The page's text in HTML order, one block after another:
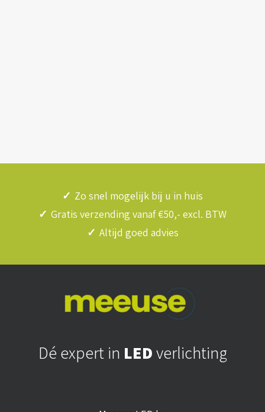
✓ Zo snel mogelijk bij u in huis
✓ Gratis verzending vanaf €50,- excl. BTW
✓ Altijd goed advies
Dé expert in LEDverlichting